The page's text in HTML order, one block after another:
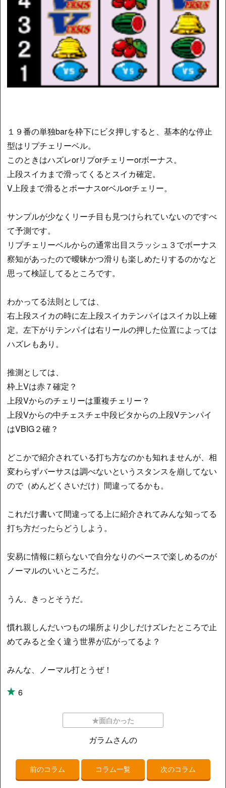
１９番の単独barを枠下にビタ押しすると、基本的な停止
型はリプチェリーベル。
このときはハズレorリプorチェリーorボーナス。
上段スイカまで滑ってくるとスイカ確定。
V上段まで滑るとボーナスorベルorチェリー。
サンプルが少なくリーチ目も見つけられていないのですべ
て予測です。
リプチェリーベルからの通常出目スラッシュ３でボーナス
察知があったので曖昧かつ滑りも楽しめたりするのかなと
思って検証してるところです。
わかってる法則としては、
右上段スイカの時に左上段スイカテンパイはスイカ以上確
定。左下がりテンパイは右リールの押した位置によっては
ハズレもあり。
推測としては、
枠上Vは赤７確定？
上段Vからのチェリーは重複チェリー？
上段Vからの中チェスチェ中段ビタからの上段Vテンパイ
はVBIG２確？
どこかで紹介されている打ち方なのかも知れませんが、相
変わらずバーサスは調べないというスタンスを崩してない
ので（めんどくさいだけ）間違ってるかも。
これだけ書いて間違ってる上に紹介されてみんな知ってる
打ち方だったらどうしよう。
安易に情報に頼らないで自分なりのペースで楽しめるのが
ノーマルのいいところだ。
うん、きっとそうだ。
慣れ親しんだいつもの場所より少しだけズレたところで止
めてみると全く違う世界が広がってるよ？
みんな、ノーマル打とうぜ！
6
★面白かった
ガラムさんの
前のコラム コラム一覧 次のコラム